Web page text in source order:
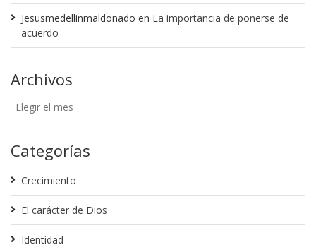
Jesusmedellinmaldonado en La importancia de ponerse de
acuerdo
Archivos
Categorías
Crecimiento
El carácter de Dios
Identidad